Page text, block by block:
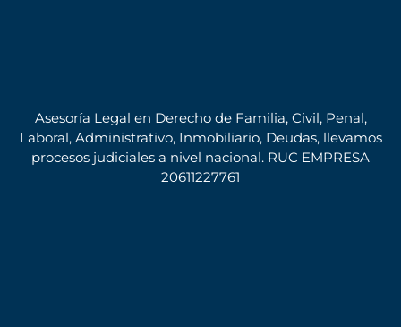
Asesoría Legal en Derecho de Familia, Civil, Penal,
Laboral, Administrativo, Inmobiliario, Deudas, llevamos
procesos judiciales a nivel nacional. RUC EMPRESA
20611227761